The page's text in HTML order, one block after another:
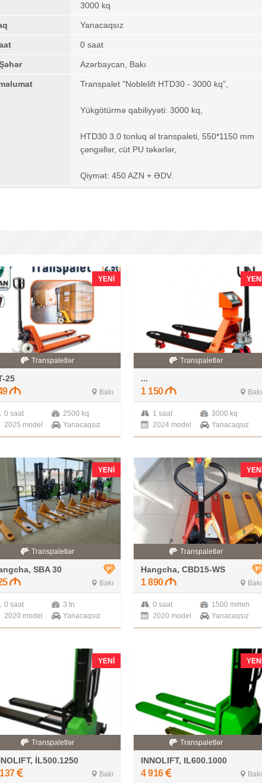
3000 kq
Yanacaqsız
0 saat
Azərbaycan, Bakı
Transpalet "Noblelift HTD30 - 3000 kq",
Yükgötürmə qabiliyyəti: 3000 kq,
HTD30 3.0 tonluq əl transpaleti, 550*1150 mm
çəngəllər, cüt PU təkərlər,
Qiymət: 450 AZN + ƏDV.
YENI
Transpaletlər
25
Bakı
0 saat
2500 kq
2025 model
Yanacaqsız
YENI
Transpaletlər
...
1 150 Bakı
1 saat
3000 kq
2024 model
Yanacaqsız
YENI
Transpaletlər
SBA 30
Bakı
0 saat
3 tn
2020 model
Yanacaqsız
YENI
Transpaletlər
Hangcha, CBD15-WS
1 890 Bakı
0 saat
1500 m/mm
2020 model
Yanacaqsız
YENI
Transpaletlər
İL500.1250
Bakı
YENI
Transpaletlər
INNOLIFT, IL600.1000
4 916 Bakı